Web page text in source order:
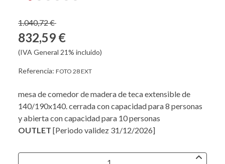
1.040,72 €
832,59 €
(IVA General 21% incluido)
Referencia: FOTO 28 EXT
mesa de comedor de madera de teca extensible de
140/190x140. cerrada con capacidad para 8 personas
y abierta con capacidad para 10 personas
OUTLET [Periodo validez 31/12/2026]